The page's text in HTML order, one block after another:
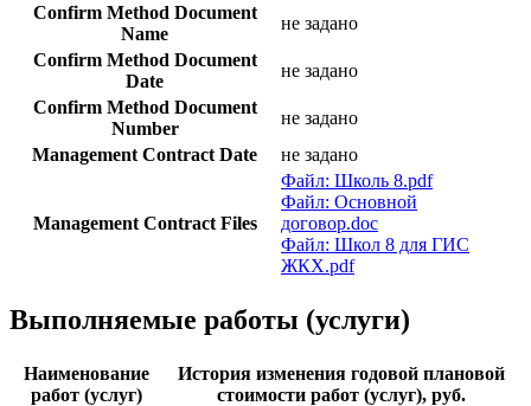
Confirm Method Document
Name
не задано
Confirm Method Document
Date
не задано
Confirm Method Document
Number
не задано
Management Contract Date
не задано
Management Contract Files
Файл: Школь 8.pdf
Файл: Основной
договор.doc
Файл: Школ 8 для ГИС
ЖКХ.pdf
Выполняемые работы (услуги)
Наименование
работ (услуг)
История изменения годовой плановой
стоимости работ (услуг), руб.